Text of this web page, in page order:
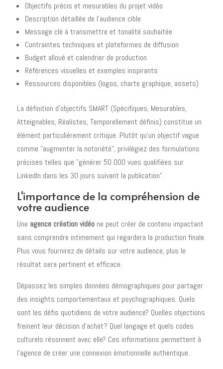
Objectifs précis et mesurables du projet vidéo
Description détaillée de l'audience cible
Message clé à transmettre et tonalité souhaitée
Contraintes techniques et plateformes de diffusion
Budget alloué et calendrier de production
Références visuelles et exemples inspirants
Ressources disponibles (logos, charte graphique, assets)
La définition d'objectifs SMART (Spécifiques, Mesurables,
Atteignables, Réalistes, Temporellement définis) constitue un
élément particulièrement critique. Plutôt qu'un objectif vague
comme "augmenter la notoriété", privilégiez des formulations
précises telles que "générer 50 000 vues qualifiées sur
LinkedIn dans les 30 jours suivant la publication".
L'importance de la compréhension de
votre audience
Une agence création vidéone peut créer de contenu impactant
sans comprendre intimement qui regardera la production finale.
Plus vous fournirez de détails sur votre audience, plus le
résultat sera pertinent et efficace.
Dépassez les simples données démographiques pour partager
des insights comportementaux et psychographiques. Quels
sont les défis quotidiens de votre audience? Quelles objections
freinent leur décision d'achat? Quel langage et quels codes
culturels résonnent avec elle? Ces informations permettent à
l'agence de créer une connexion émotionnelle authentique.